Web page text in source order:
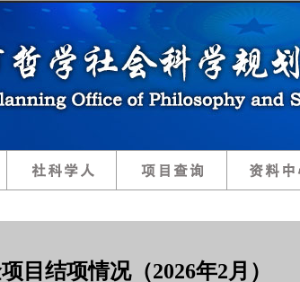
目结项情况（2026年2月）